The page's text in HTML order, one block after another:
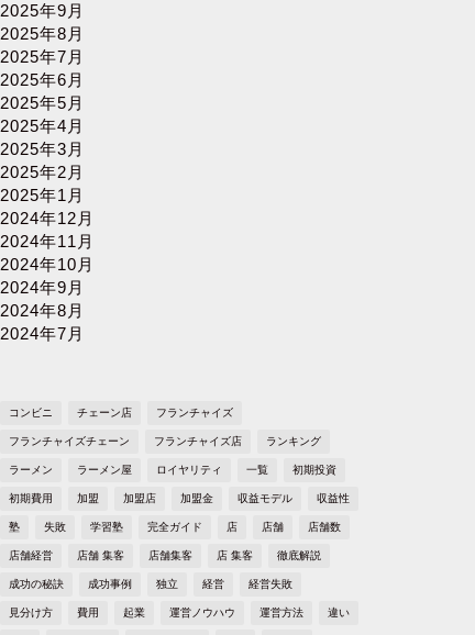
2025年9月
2025年8月
2025年7月
2025年6月
2025年5月
2025年4月
2025年3月
2025年2月
2025年1月
2024年12月
2024年11月
2024年10月
2024年9月
2024年8月
2024年7月
コンビニ チェーン店 フランチャイズ
フランチャイズチェーン フランチャイズ店 ランキング
ラーメン ラーメン屋 ロイヤリティ 一覧 初期投資
初期費用 加盟 加盟店 加盟金 収益モデル 収益性
塾 失敗 学習塾 完全ガイド 店 店舗 店舗数
店舗経営 店舗 集客 店舗集客 店 集客 徹底解説
成功の秘訣 成功事例 独立 経営 経営失敗
見分け方 費用 起業 運営ノウハウ 運営方法 違い